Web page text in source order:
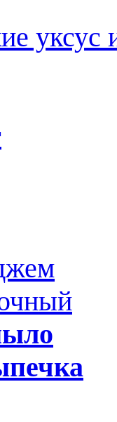
уксус